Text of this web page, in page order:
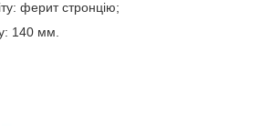
ферит стронцію;
140 мм.